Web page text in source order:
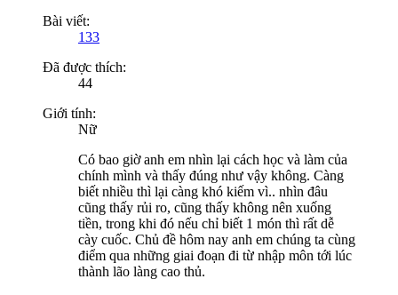
Bài viết:
133
Đã được thích:
44
Giới tính:
Nữ
Có bao giờ anh em nhìn lại cách học và làm của
chính mình và thấy đúng như vậy không. Càng
biết nhiều thì lại càng khó kiếm vì.. nhìn đâu
cũng thấy rủi ro, cũng thấy không nên xuống
tiền, trong khi đó nếu chỉ biết 1 món thì rất dễ
cày cuốc. Chủ đề hôm nay anh em chúng ta cùng
điểm qua những giai đoạn đi từ nhập môn tới lúc
thành lão làng cao thủ.